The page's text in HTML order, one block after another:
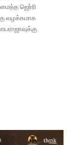
ஜெர்ரி
வழக்கமாக